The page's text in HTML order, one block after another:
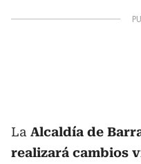
La Alcaldía de
realizará cambios